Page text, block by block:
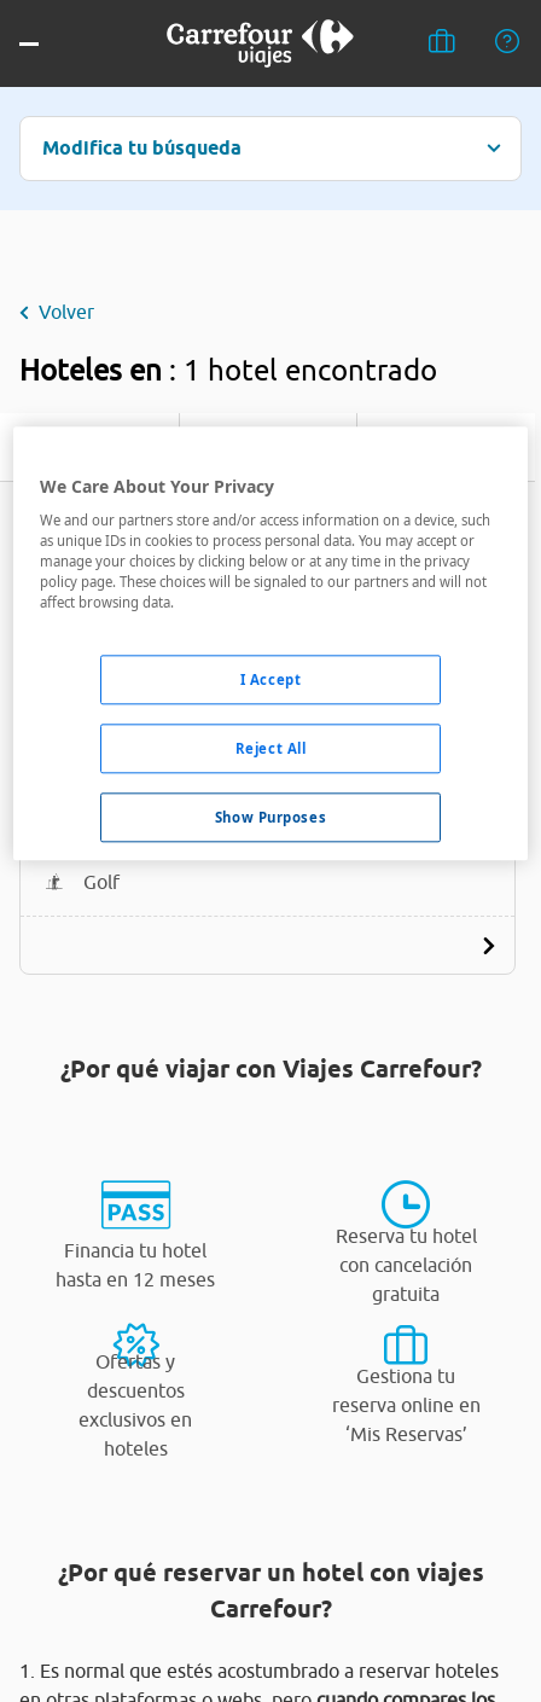
Modifica tu búsqueda
Volver
Hoteles en : 1 hotel encontrado
Hotel Zalle Don Fernando
A menos de 1,5 Km
Bares / Restaurantes
Acceso personas con movilidad reducida
Golf
¿Por qué viajar con Viajes Carrefour?
Financia tu hotel
hasta en 12 meses
Reserva tu hotel
con cancelación
gratuita
Ofertas y
descuentos
exclusivos en
hoteles
Gestiona tu
reserva online en
‘Mis Reservas’
¿Por qué reservar un hotel con viajes
Carrefour?
1. Es normal que estés acostumbrado a reservar hoteles
We Care About Your Privacy
We and our partners store and/or access information on a device, such
as unique IDs in cookies to process personal data. You may accept or
manage your choices by clicking below or at any time in the privacy
policy page. These choices will be signaled to our partners and will not
affect browsing data.
Show Purposes
Reject All
I Accept